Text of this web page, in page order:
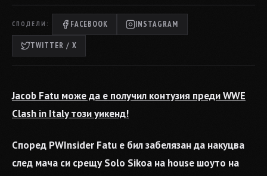
СПОДЕЛИ: FACEBOOK INSTAGRAM
TWITTER / X
Jacob Fatu може да е получил контузия преди WWE
Clash in Italy този уикенд!
Според PWInsider Fatu е бил забелязан да накуцва
след мача си срещу Solo Sikoa на house шоуто на